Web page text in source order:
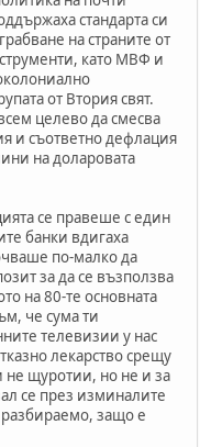
стандарта си
на страните от
като МВФ и
от Втория свят.
целево да смесва
и съответно дефлация
на доларовата
се правеше с един
банки вдигаха
по-малко да
за да се възползва
на 80-те основната
че сума ти
телевизии у нас
лекарство срещу
не щуротии, но не и за
се през изминалите
разбираемо, защо е